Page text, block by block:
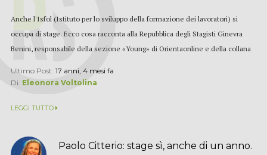
Anche l'Isfol (Istituto per lo sviluppo della formazione dei lavoratori) si
occupa di stage. Ecco cosa racconta alla Repubblica degli Stagisti Ginevra
Benini, responsabile della sezione «Young» di Orientaonline e della collana
Ultimo Post: 17 anni, 4 mesi fa
Di: Eleonora Voltolina
LEGGI TUTTO
Paolo Citterio: stage sì, anche di un anno.